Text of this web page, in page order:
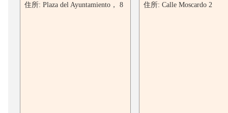
住所: Plaza del Ayuntamiento， 8
住所: Calle Moscardo 2